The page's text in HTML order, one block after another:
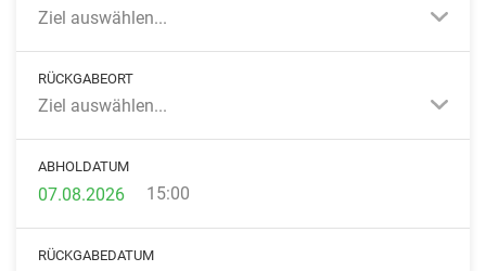
Ziel auswählen...
RÜCKGABEORT
Ziel auswählen...
ABHOLDATUM
15:00
RÜCKGABEDATUM